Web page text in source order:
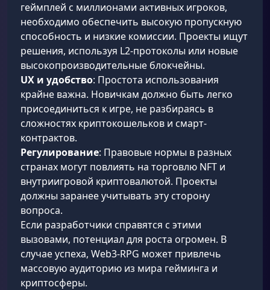
геймплей с миллионами активных игроков,
необходимо обеспечить высокую пропускную
способность и низкие комиссии. Проекты ищут
решения, используя L2-протоколы или новые
высокопроизводительные блокчейны.
UX и удобство: Простота использования
крайне важна. Новичкам должно быть легко
присоединиться к игре, не разбираясь в
сложностях криптокошельков и смарт-
контрактов.
Регулирование: Правовые нормы в разных
странах могут повлиять на торговлю NFT и
внутриигровой криптовалютой. Проекты
должны заранее учитывать эту сторону
вопроса.
Если разработчики справятся с этими
вызовами, потенциал для роста огромен. В
случае успеха, Web3-RPG может привлечь
массовую аудиторию из мира гейминга и
криптосферы.